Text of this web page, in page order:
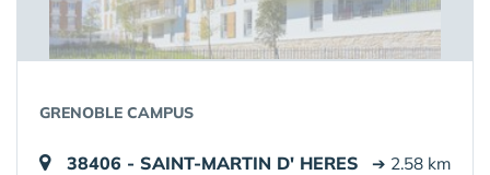
GRENOBLE CAMPUS
38406 - SAINT-MARTIN D' HERES ➔ 2.58 km